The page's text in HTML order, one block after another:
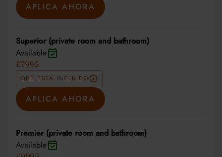
APLICA AHORA
Superior (private room and bathroom)
Available
£7995
QUÉ ESTÁ INCLUIDO
APLICA AHORA
Premier (private room and bathroom)
Available